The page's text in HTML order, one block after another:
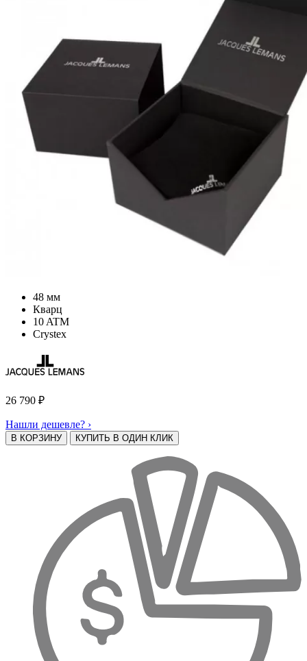
48 мм
Кварц
10 ATM
Crystex
26 790 ₽
Нашли дешевле? ›
В КОРЗИНУ КУПИТЬ В ОДИН КЛИК